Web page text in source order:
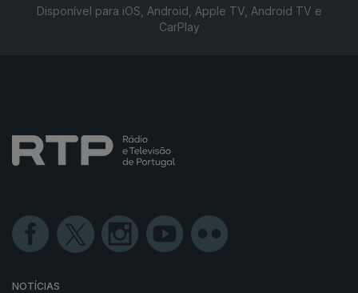
Disponível para iOS, Android, Apple TV, Android TV e
CarPlay
NOTÍCIAS